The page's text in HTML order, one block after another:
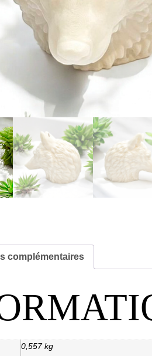
complémentaires
0,557 kg